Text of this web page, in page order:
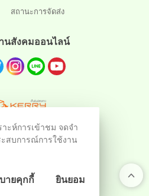
สถานะการจัดส่ง
นสังคมออนไลน์
าะห์การเข้าชม จดจำ
สบการณ์การใช้งาน
ายคุกกี้ ยินยอม